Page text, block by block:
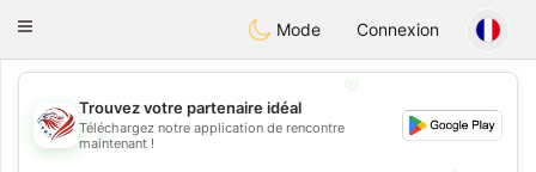
StatesDating
Toggle
Mode Connexion
💖
Trouvez votre partenaire idéal
Téléchargez notre application de rencontre
maintenant !